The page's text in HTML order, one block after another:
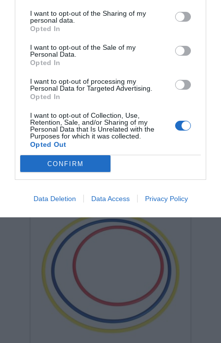
I want to opt-out of the Sharing of my
personal data.
Opted In
I want to opt-out of the Sale of my
Personal Data.
Opted In
I want to opt-out of processing my
Personal Data for Targeted Advertising.
Opted In
I want to opt-out of Collection, Use,
Retention, Sale, and/or Sharing of my
Personal Data that Is Unrelated with the
Purposes for which it was collected.
Opted Out
CONFIRM
Data Deletion Data Access Privacy Policy
δυναμισμό και την ειλικρίνεια με την περιβαλλοντική
υπευθυνότητα, προσφέροντας εργαλεία που προάγουν
την πρόοδο στην εκπαίδευση και τον αθλητισμό.
Σχετικά προϊόντα